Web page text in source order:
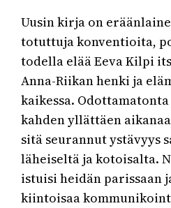
Uusin kirja on
totuttuja konventioita,
todella elää Eeva Kilpi
Anna-Riikan henki ja
kaikessa.
kahden yllättäen
sitä seurannut ystävyys
läheiseltä ja kotoisalta.
istuisi heidän parissaan
kiintoisaa